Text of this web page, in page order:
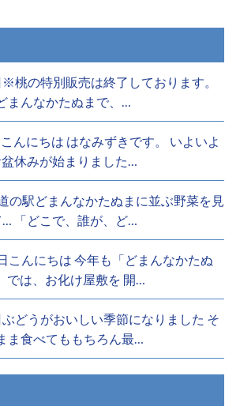
桃の特別販売は終了しております。
まんなかたぬまで、…
んにちは はなみずきです。 いよいよ
盆休みが始まりました…
の駅どまんなかたぬまに並ぶ野菜を見
… 「どこで、誰が、ど…
こんにちは 今年も「どまんなかたぬ
では、お化け屋敷を 開…
どうがおいしい季節になりました そ
ま食べてももちろん最…